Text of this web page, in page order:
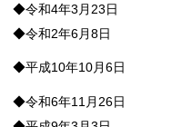
◆令和4年3月23日
◆令和2年6月8日
◆平成10年10月6日
◆令和6年11月26日